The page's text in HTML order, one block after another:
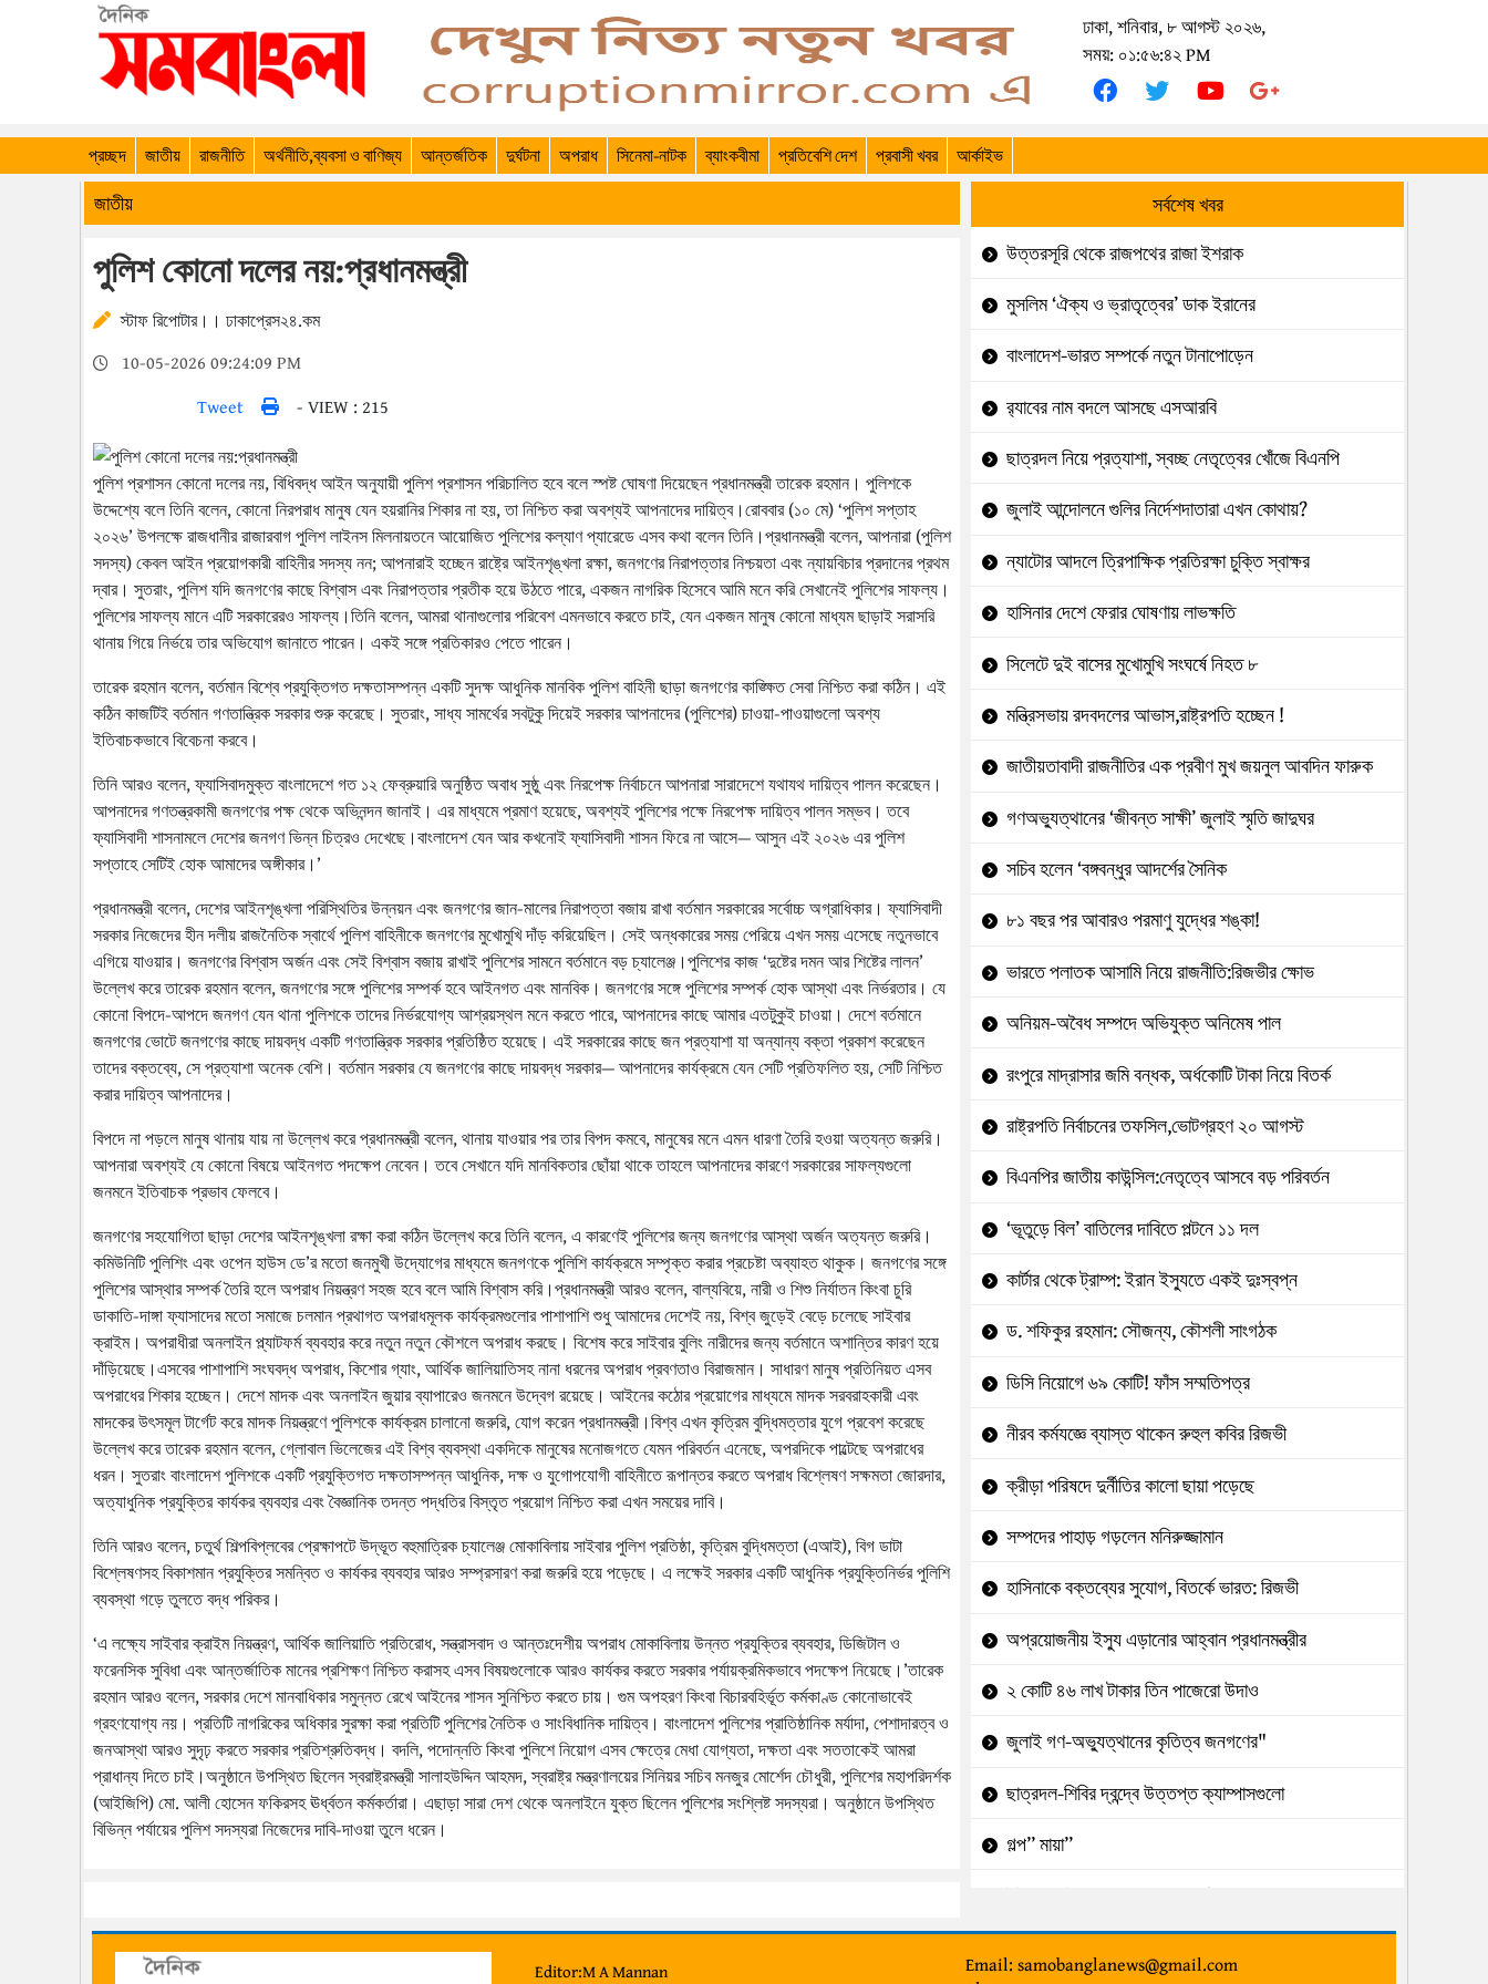
ঢাকা, শনিবার, ৮ আগস্ট ২০২৬,
সময়: ০১:৫৬:৪২ PM
প্রচ্ছদ জাতীয় রাজনীতি অর্থনীতি,ব্যবসা ও বাণিজ্য আন্তর্জতিক দুর্ঘটনা অপরাধ সিনেমা-নাটক ব্যাংকবীমা প্রতিবেশি দেশ প্রবাসী খবর আর্কাইভ
জাতীয়
পুলিশ কোনো দলের নয়:প্রধানমন্ত্রী
স্টাফ রিপোটার।। ঢাকাপ্রেস২৪.কম
10-05-2026 09:24:09 PM
Tweet
- VIEW : 215
পুলিশ প্রশাসন কোনো দলের নয়, বিধিবদ্ধ আইন অনুযায়ী পুলিশ প্রশাসন পরিচালিত হবে বলে স্পষ্ট ঘোষণা দিয়েছেন প্রধানমন্ত্রী তারেক রহমান। পুলিশকে
উদ্দেশ্যে বলে তিনি বলেন, কোনো নিরপরাধ মানুষ যেন হয়রানির শিকার না হয়, তা নিশ্চিত করা অবশ্যই আপনাদের দায়িত্ব।রোববার (১০ মে) ‘পুলিশ সপ্তাহ
২০২৬’ উপলক্ষে রাজধানীর রাজারবাগ পুলিশ লাইনস মিলনায়তনে আয়োজিত পুলিশের কল্যাণ প্যারেডে এসব কথা বলেন তিনি।প্রধানমন্ত্রী বলেন, আপনারা (পুলিশ
সদস্য) কেবল আইন প্রয়োগকারী বাহিনীর সদস্য নন; আপনারাই হচ্ছেন রাষ্ট্রে আইনশৃঙ্খলা রক্ষা, জনগণের নিরাপত্তার নিশ্চয়তা এবং ন্যায়বিচার প্রদানের প্রথম
দ্বার। সুতরাং, পুলিশ যদি জনগণের কাছে বিশ্বাস এবং নিরাপত্তার প্রতীক হয়ে উঠতে পারে, একজন নাগরিক হিসেবে আমি মনে করি সেখানেই পুলিশের সাফল্য।
পুলিশের সাফল্য মানে এটি সরকারেরও সাফল্য।তিনি বলেন, আমরা থানাগুলোর পরিবেশ এমনভাবে করতে চাই, যেন একজন মানুষ কোনো মাধ্যম ছাড়াই সরাসরি
থানায় গিয়ে নির্ভয়ে তার অভিযোগ জানাতে পারেন। একই সঙ্গে প্রতিকারও পেতে পারেন।
তারেক রহমান বলেন, বর্তমান বিশ্বে প্রযুক্তিগত দক্ষতাসম্পন্ন একটি সুদক্ষ আধুনিক মানবিক পুলিশ বাহিনী ছাড়া জনগণের কাঙ্ক্ষিত সেবা নিশ্চিত করা কঠিন। এই
কঠিন কাজটিই বর্তমান গণতান্ত্রিক সরকার শুরু করেছে। সুতরাং, সাধ্য সামর্থের সবটুকু দিয়েই সরকার আপনাদের (পুলিশের) চাওয়া-পাওয়াগুলো অবশ্য
ইতিবাচকভাবে বিবেচনা করবে।
তিনি আরও বলেন, ফ্যাসিবাদমুক্ত বাংলাদেশে গত ১২ ফেব্রুয়ারি অনুষ্ঠিত অবাধ সুষ্ঠু এবং নিরপেক্ষ নির্বাচনে আপনারা সারাদেশে যথাযথ দায়িত্ব পালন করেছেন।
আপনাদের গণতন্ত্রকামী জনগণের পক্ষ থেকে অভিনন্দন জানাই। এর মাধ্যমে প্রমাণ হয়েছে, অবশ্যই পুলিশের পক্ষে নিরপেক্ষ দায়িত্ব পালন সম্ভব। তবে
ফ্যাসিবাদী শাসনামলে দেশের জনগণ ভিন্ন চিত্রও দেখেছে।বাংলাদেশ যেন আর কখনোই ফ্যাসিবাদী শাসন ফিরে না আসে— আসুন এই ২০২৬ এর পুলিশ
সপ্তাহে সেটিই হোক আমাদের অঙ্গীকার।’
প্রধানমন্ত্রী বলেন, দেশের আইনশৃঙ্খলা পরিস্থিতির উন্নয়ন এবং জনগণের জান-মালের নিরাপত্তা বজায় রাখা বর্তমান সরকারের সর্বোচ্চ অগ্রাধিকার। ফ্যাসিবাদী
সরকার নিজেদের হীন দলীয় রাজনৈতিক স্বার্থে পুলিশ বাহিনীকে জনগণের মুখোমুখি দাঁড় করিয়েছিল। সেই অন্ধকারের সময় পেরিয়ে এখন সময় এসেছে নতুনভাবে
এগিয়ে যাওয়ার। জনগণের বিশ্বাস অর্জন এবং সেই বিশ্বাস বজায় রাখাই পুলিশের সামনে বর্তমানে বড় চ্যালেঞ্জ।পুলিশের কাজ ‘দুষ্টের দমন আর শিষ্টের লালন’
উল্লেখ করে তারেক রহমান বলেন, জনগণের সঙ্গে পুলিশের সম্পর্ক হবে আইনগত এবং মানবিক। জনগণের সঙ্গে পুলিশের সম্পর্ক হোক আস্থা এবং নির্ভরতার। যে
কোনো বিপদে-আপদে জনগণ যেন থানা পুলিশকে তাদের নির্ভরযোগ্য আশ্রয়স্থল মনে করতে পারে, আপনাদের কাছে আমার এতটুকুই চাওয়া। দেশে বর্তমানে
জনগণের ভোটে জনগণের কাছে দায়বদ্ধ একটি গণতান্ত্রিক সরকার প্রতিষ্ঠিত হয়েছে। এই সরকারের কাছে জন প্রত্যাশা যা অন্যান্য বক্তা প্রকাশ করেছেন
তাদের বক্তব্যে, সে প্রত্যাশা অনেক বেশি। বর্তমান সরকার যে জনগণের কাছে দায়বদ্ধ সরকার— আপনাদের কার্যক্রমে যেন সেটি প্রতিফলিত হয়, সেটি নিশ্চিত
করার দায়িত্ব আপনাদের।
বিপদে না পড়লে মানুষ থানায় যায় না উল্লেখ করে প্রধানমন্ত্রী বলেন, থানায় যাওয়ার পর তার বিপদ কমবে, মানুষের মনে এমন ধারণা তৈরি হওয়া অত্যন্ত জরুরি।
আপনারা অবশ্যই যে কোনো বিষয়ে আইনগত পদক্ষেপ নেবেন। তবে সেখানে যদি মানবিকতার ছোঁয়া থাকে তাহলে আপনাদের কারণে সরকারের সাফল্যগুলো
জনমনে ইতিবাচক প্রভাব ফেলবে।
জনগণের সহযোগিতা ছাড়া দেশের আইনশৃঙ্খলা রক্ষা করা কঠিন উল্লেখ করে তিনি বলেন, এ কারণেই পুলিশের জন্য জনগণের আস্থা অর্জন অত্যন্ত জরুরি।
কমিউনিটি পুলিশিং এবং ওপেন হাউস ডে’র মতো জনমুখী উদ্যোগের মাধ্যমে জনগণকে পুলিশি কার্যক্রমে সম্পৃক্ত করার প্রচেষ্টা অব্যাহত থাকুক। জনগণের সঙ্গে
পুলিশের আস্থার সম্পর্ক তৈরি হলে অপরাধ নিয়ন্ত্রণ সহজ হবে বলে আমি বিশ্বাস করি।প্রধানমন্ত্রী আরও বলেন, বাল্যবিয়ে, নারী ও শিশু নির্যাতন কিংবা চুরি
ডাকাতি-দাঙ্গা ফ্যাসাদের মতো সমাজে চলমান প্রথাগত অপরাধমূলক কার্যক্রমগুলোর পাশাপাশি শুধু আমাদের দেশেই নয়, বিশ্ব জুড়েই বেড়ে চলেছে সাইবার
ক্রাইম। অপরাধীরা অনলাইন প্ল্যাটফর্ম ব্যবহার করে নতুন নতুন কৌশলে অপরাধ করছে। বিশেষ করে সাইবার বুলিং নারীদের জন্য বর্তমানে অশান্তির কারণ হয়ে
দাঁড়িয়েছে।এসবের পাশাপাশি সংঘবদ্ধ অপরাধ, কিশোর গ্যাং, আর্থিক জালিয়াতিসহ নানা ধরনের অপরাধ প্রবণতাও বিরাজমান। সাধারণ মানুষ প্রতিনিয়ত এসব
অপরাধের শিকার হচ্ছেন। দেশে মাদক এবং অনলাইন জুয়ার ব্যাপারেও জনমনে উদ্বেগ রয়েছে। আইনের কঠোর প্রয়োগের মাধ্যমে মাদক সরবরাহকারী এবং
মাদকের উৎসমূল টার্গেট করে মাদক নিয়ন্ত্রণে পুলিশকে কার্যক্রম চালানো জরুরি, যোগ করেন প্রধানমন্ত্রী।বিশ্ব এখন কৃত্রিম বুদ্ধিমত্তার যুগে প্রবেশ করেছে
উল্লেখ করে তারেক রহমান বলেন, গ্লোবাল ভিলেজের এই বিশ্ব ব্যবস্থা একদিকে মানুষের মনোজগতে যেমন পরিবর্তন এনেছে, অপরদিকে পাল্টেছে অপরাধের
ধরন। সুতরাং বাংলাদেশ পুলিশকে একটি প্রযুক্তিগত দক্ষতাসম্পন্ন আধুনিক, দক্ষ ও যুগোপযোগী বাহিনীতে রূপান্তর করতে অপরাধ বিশ্লেষণ সক্ষমতা জোরদার,
অত্যাধুনিক প্রযুক্তির কার্যকর ব্যবহার এবং বৈজ্ঞানিক তদন্ত পদ্ধতির বিস্তৃত প্রয়োগ নিশ্চিত করা এখন সময়ের দাবি।
তিনি আরও বলেন, চতুর্থ শিল্পবিপ্লবের প্রেক্ষাপটে উদ্ভূত বহুমাত্রিক চ্যালেঞ্জ মোকাবিলায় সাইবার পুলিশ প্রতিষ্ঠা, কৃত্রিম বুদ্ধিমত্তা (এআই), বিগ ডাটা
বিশ্লেষণসহ বিকাশমান প্রযুক্তির সমন্বিত ও কার্যকর ব্যবহার আরও সম্প্রসারণ করা জরুরি হয়ে পড়েছে। এ লক্ষেই সরকার একটি আধুনিক প্রযুক্তিনির্ভর পুলিশি
ব্যবস্থা গড়ে তুলতে বদ্ধ পরিকর।
‘এ লক্ষ্যে সাইবার ক্রাইম নিয়ন্ত্রণ, আর্থিক জালিয়াতি প্রতিরোধ, সন্ত্রাসবাদ ও আন্তঃদেশীয় অপরাধ মোকাবিলায় উন্নত প্রযুক্তির ব্যবহার, ডিজিটাল ও
ফরেনসিক সুবিধা এবং আন্তর্জাতিক মানের প্রশিক্ষণ নিশ্চিত করাসহ এসব বিষয়গুলোকে আরও কার্যকর করতে সরকার পর্যায়ক্রমিকভাবে পদক্ষেপ নিয়েছে।’তারেক
রহমান আরও বলেন, সরকার দেশে মানবাধিকার সমুন্নত রেখে আইনের শাসন সুনিশ্চিত করতে চায়। গুম অপহরণ কিংবা বিচারবহির্ভূত কর্মকাণ্ড কোনোভাবেই
গ্রহণযোগ্য নয়। প্রতিটি নাগরিকের অধিকার সুরক্ষা করা প্রতিটি পুলিশের নৈতিক ও সাংবিধানিক দায়িত্ব। বাংলাদেশ পুলিশের প্রাতিষ্ঠানিক মর্যাদা, পেশাদারত্ব ও
জনআস্থা আরও সুদৃঢ় করতে সরকার প্রতিশ্রুতিবদ্ধ। বদলি, পদোন্নতি কিংবা পুলিশে নিয়োগ এসব ক্ষেত্রে মেধা যোগ্যতা, দক্ষতা এবং সততাকেই আমরা
প্রাধান্য দিতে চাই।অনুষ্ঠানে উপস্থিত ছিলেন স্বরাষ্ট্রমন্ত্রী সালাহউদ্দিন আহমদ, স্বরাষ্ট্র মন্ত্রণালয়ের সিনিয়র সচিব মনজুর মোর্শেদ চৌধুরী, পুলিশের মহাপরিদর্শক
(আইজিপি) মো. আলী হোসেন ফকিরসহ ঊর্ধ্বতন কর্মকর্তারা। এছাড়া সারা দেশ থেকে অনলাইনে যুক্ত ছিলেন পুলিশের সংশ্লিষ্ট সদস্যরা। অনুষ্ঠানে উপস্থিত
বিভিন্ন পর্যায়ের পুলিশ সদস্যরা নিজেদের দাবি-দাওয়া তুলে ধরেন।
সর্বশেষ খবর
উত্তরসূরি থেকে রাজপথের রাজা ইশরাক
মুসলিম ‘ঐক্য ও ভ্রাতৃত্বের’ ডাক ইরানের
বাংলাদেশ-ভারত সম্পর্কে নতুন টানাপোড়েন
র‍্যাবের নাম বদলে আসছে এসআরবি
ছাত্রদল নিয়ে প্রত্যাশা, স্বচ্ছ নেতৃত্বের খোঁজে বিএনপি
জুলাই আন্দোলনে গুলির নির্দেশদাতারা এখন কোথায়?
ন্যাটোর আদলে ত্রিপাক্ষিক প্রতিরক্ষা চুক্তি স্বাক্ষর
হাসিনার দেশে ফেরার ঘোষণায় লাভক্ষতি
সিলেটে দুই বাসের মুখোমুখি সংঘর্ষে নিহত ৮
মন্ত্রিসভায় রদবদলের আভাস,রাষ্ট্রপতি হচ্ছেন !
জাতীয়তাবাদী রাজনীতির এক প্রবীণ মুখ জয়নুল আবদিন ফারুক
গণঅভ্যুত্থানের ‘জীবন্ত সাক্ষী’ জুলাই স্মৃতি জাদুঘর
সচিব হলেন ‘বঙ্গবন্ধুর আদর্শের সৈনিক
৮১ বছর পর আবারও পরমাণু যুদ্ধের শঙ্কা!
ভারতে পলাতক আসামি নিয়ে রাজনীতি:রিজভীর ক্ষোভ
অনিয়ম-অবৈধ সম্পদে অভিযুক্ত অনিমেষ পাল
রংপুরে মাদ্রাসার জমি বন্ধক, অর্ধকোটি টাকা নিয়ে বিতর্ক
রাষ্ট্রপতি নির্বাচনের তফসিল,ভোটগ্রহণ ২০ আগস্ট
বিএনপির জাতীয় কাউন্সিল:নেতৃত্বে আসবে বড় পরিবর্তন
‘ভূতুড়ে বিল’ বাতিলের দাবিতে পল্টনে ১১ দল
কার্টার থেকে ট্রাম্প: ইরান ইস্যুতে একই দুঃস্বপ্ন
ড. শফিকুর রহমান: সৌজন্য, কৌশলী সাংগঠক
ডিসি নিয়োগে ৬৯ কোটি! ফাঁস সম্মতিপত্র
নীরব কর্মযজ্ঞে ব্যাস্ত থাকেন রুহুল কবির রিজভী
ক্রীড়া পরিষদে দুর্নীতির কালো ছায়া পড়েছে
সম্পদের পাহাড় গড়লেন মনিরুজ্জামান
হাসিনাকে বক্তব্যের সুযোগ, বিতর্কে ভারত: রিজভী
অপ্রয়োজনীয় ইস্যু এড়ানোর আহ্বান প্রধানমন্ত্রীর
২ কোটি ৪৬ লাখ টাকার তিন পাজেরো উদাও
জুলাই গণ-অভ্যুত্থানের কৃতিত্ব জনগণের"
ছাত্রদল-শিবির দ্বন্দ্বে উত্তপ্ত ক্যাম্পাসগুলো
গল্প” মায়া”
ইউসুফের ইশারায় চলছে মুদ্রণ অধিদপ্তর
Editor:M A Mannan
Email: samobanglanews@gmail.com